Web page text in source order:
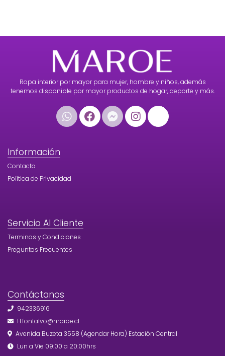
Ropa interior por mayor para mujer, hombre y niños, además
tenemos disponible por mayor productos de hogar, deporte y más.
Información
Contacto
Política de Privacidad
Servicio Al Cliente
Terminos y Condiciones
Preguntas Frecuentes
Contáctanos
942336916
H.fontalvo@maroe.cl
Avenida Buzeta 3558 (Agendar Hora) Estación Central
Lun a Vie 09:00 a 20:00hrs